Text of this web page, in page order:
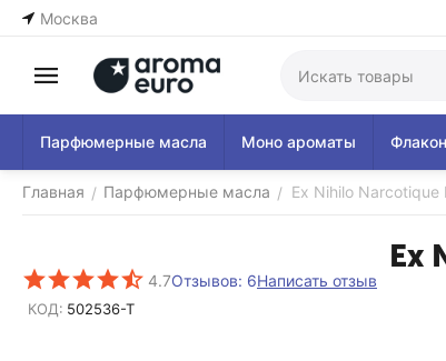
Москва
Парфюмерные масла Моно ароматы
Главная / Парфюмерные масла / Ex Nihilo
Ex
4.7Отзывов: 6Написать отзыв
КОД: 502536-T